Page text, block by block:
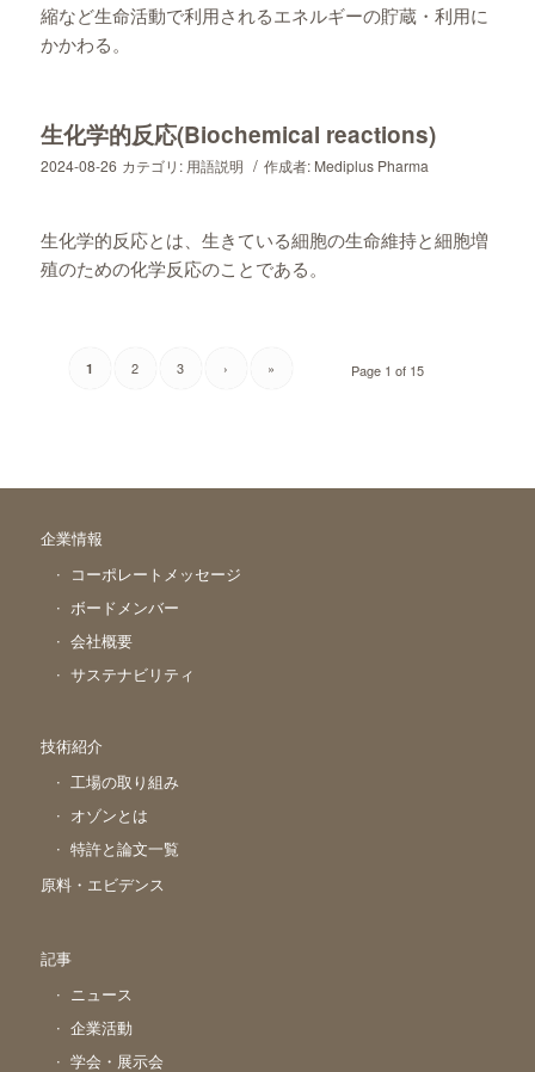
縮など生命活動で利用されるエネルギーの貯蔵・利用に
かかわる。
生化学的反応(Biochemical reactions)
2024-08-26 カテゴリ: 用語説明 / 作成者: Mediplus Pharma
生化学的反応とは、生きている細胞の生命維持と細胞増
殖のための化学反応のことである。
Page 1 of 15
1 2 3 › »
企業情報
コーポレートメッセージ
ボードメンバー
会社概要
サステナビリティ
技術紹介
工場の取り組み
オゾンとは
特許と論文一覧
原料・エビデンス
記事
ニュース
企業活動
学会・展示会